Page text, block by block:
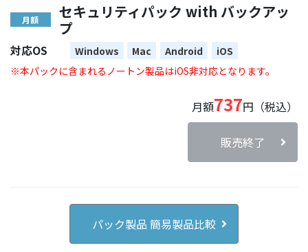
月額
セキュリティパック with バックアッ
プ
対応OS Windows Mac Android
iOS
※本パックに含まれるノートン製品はiOS非対応となります。
月額737円（税込）
販売終了
パック製品 簡易製品比較